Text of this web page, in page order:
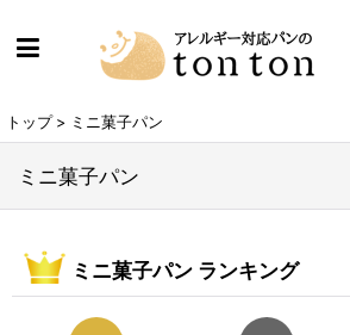
トップ > ミニ菓子パン
ミニ菓子パン
ミニ菓子パン ランキング